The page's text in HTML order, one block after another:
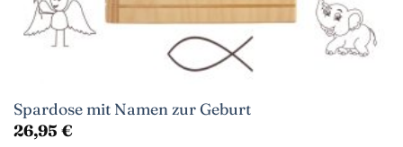
Spardose mit Namen zur Geburt
26,95 €